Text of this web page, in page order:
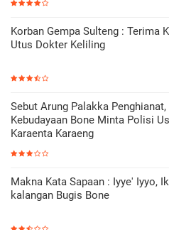
Korban Gempa Sulteng : Terima
Utus Dokter Keliling
Sebut Arung Palakka Penghianat,
Kebudayaan Bone Minta Polisi
Karaenta Karaeng
Makna Kata Sapaan : Iyye' Iyyo,
kalangan Bugis Bone